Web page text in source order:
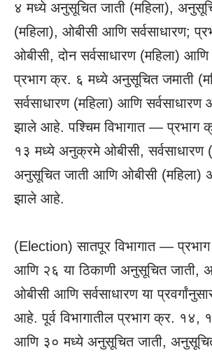
४ मध्ये अनुसूचित जाती (महिला),
(महिला), ओबीसी आणि सर्वसाधारण;
ओबीसी, दोन सर्वसाधारण (महिला) आणि
प्रभाग क्र. ६ मध्ये अनुसूचित जमाती
सर्वसाधारण (महिला) आणि सर्वसाधारण
झाले आहे. पश्चिम विभागात —
१३ मध्ये अनुक्रमे ओबीसी, सर्वसाधारण
अनुसूचित जाती आणि ओबीसी (महिला)
झाले आहे.
(Election) सातपूर विभागात —
आणि २६ या ठिकाणी अनुसूचित जाती,
ओबीसी आणि सर्वसाधारण या
आहे. पूर्व विभागातील प्रभाग क्र.
आणि ३० मध्ये अनुसूचित जाती,